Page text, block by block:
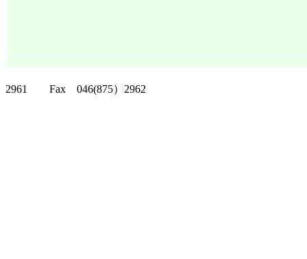
2961 Fax 046(875）2962